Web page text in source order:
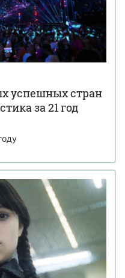
успешных стран
за 21 год